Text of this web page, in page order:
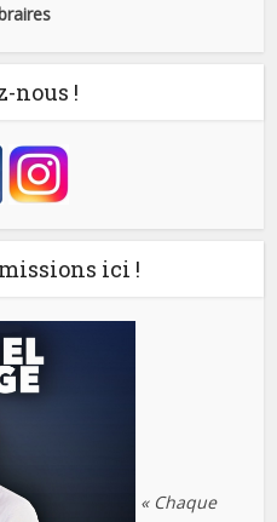
nous !
ici !
« Chaque